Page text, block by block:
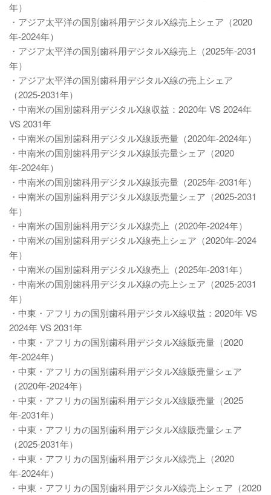
年）
・アジア太平洋の国別歯科用デジタルX線売上シェア（2020
年-2024年）
・アジア太平洋の国別歯科用デジタルX線売上（2025年-2031
年）
・アジア太平洋の国別歯科用デジタルX線の売上シェア
（2025-2031年）
・中南米の国別歯科用デジタルX線収益：2020年 VS 2024年
VS 2031年
・中南米の国別歯科用デジタルX線販売量（2020年-2024年）
・中南米の国別歯科用デジタルX線販売量シェア（2020
年-2024年）
・中南米の国別歯科用デジタルX線販売量（2025年-2031年）
・中南米の国別歯科用デジタルX線販売量シェア（2025-2031
年）
・中南米の国別歯科用デジタルX線売上（2020年-2024年）
・中南米の国別歯科用デジタルX線売上シェア（2020年-2024
年）
・中南米の国別歯科用デジタルX線売上（2025年-2031年）
・中南米の国別歯科用デジタルX線の売上シェア（2025-2031
年）
・中東・アフリカの国別歯科用デジタルX線収益：2020年 VS
2024年 VS 2031年
・中東・アフリカの国別歯科用デジタルX線販売量（2020
年-2024年）
・中東・アフリカの国別歯科用デジタルX線販売量シェア
（2020年-2024年）
・中東・アフリカの国別歯科用デジタルX線販売量（2025
年-2031年）
・中東・アフリカの国別歯科用デジタルX線販売量シェア
（2025-2031年）
・中東・アフリカの国別歯科用デジタルX線売上（2020
年-2024年）
・中東・アフリカの国別歯科用デジタルX線売上シェア（2020